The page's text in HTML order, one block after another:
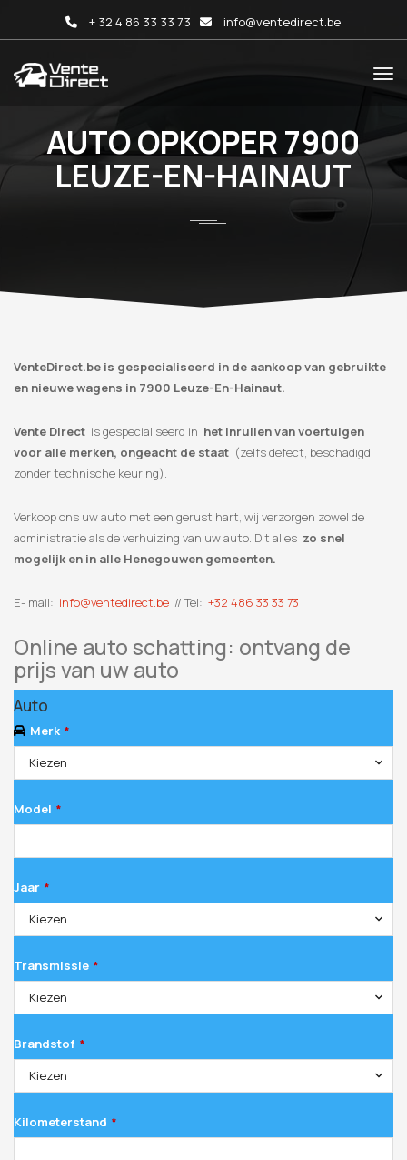
+ 32 4 86 33 33 73 info@ventedirect.be
AUTO OPKOPER 7900
LEUZE-EN-HAINAUT
VenteDirect.be is gespecialiseerd in de aankoop van gebruikte
en nieuwe wagens in 7900 Leuze-En-Hainaut.
Vente Direct is gespecialiseerd in het inruilen van voertuigen
voor alle merken, ongeacht de staat (zelfs defect, beschadigd,
zonder technische keuring).
Verkoop ons uw auto met een gerust hart, wij verzorgen zowel de
administratie als de verhuizing van uw auto. Dit alles zo snel
mogelijk en in alle Henegouwen gemeenten.
E- mail: info@ventedirect.be // Tel: +32 486 33 33 73
Online auto schatting: ontvang de
prijs van uw auto
Auto
Merk *
Kiezen
Model *
Jaar *
Kiezen
Transmissie *
Kiezen
Brandstof *
Kiezen
Kilometerstand *